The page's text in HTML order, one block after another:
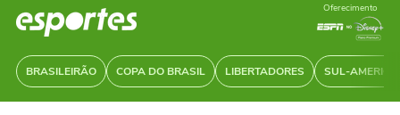
BRASILEIRÃO COPA DO BRASIL LIBERTADORES SUL-
Oferecimento